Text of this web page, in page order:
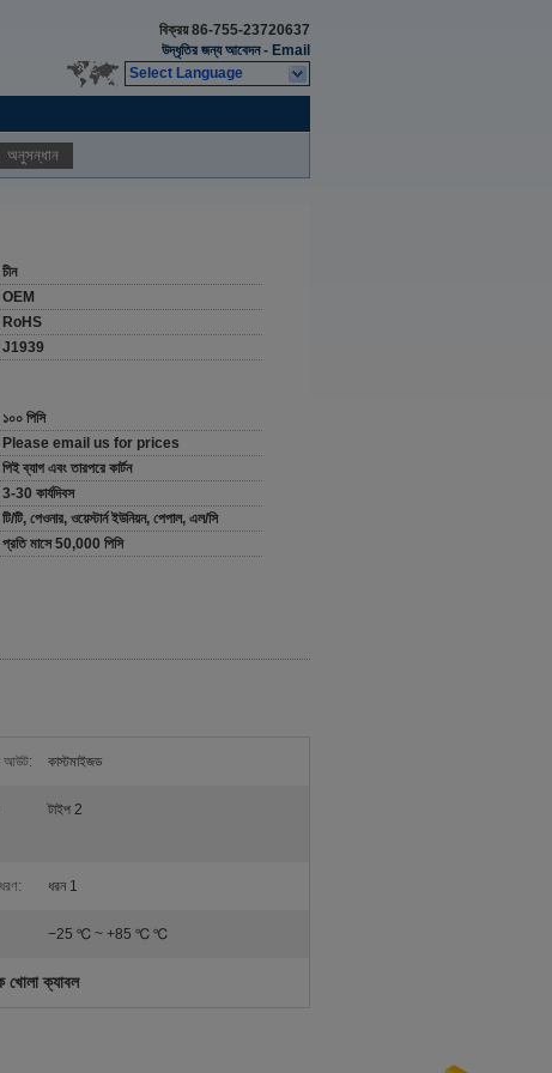
বিক্রয়86-755-23720637
উদ্ধৃতির জন্য আবেদন- Email
Select Language
অনুসন্ধান
চীন
OEM
RoHS
J1939
১০০ পিসি
Please email us for prices
পিই ব্যাগ এবং তারপরে কার্টন
3-30 কার্যদিবস
টি/টি, পেওনার, ওয়েস্টার্ন ইউনিয়ন, পেপাল, এল/সি
প্রতি মাসে 50,000 পিসি
আউট: কাস্টমাইজড
টাইপ 2
ধরন 1
−25 ℃ ~ +85 ℃ ℃
ক্যাবল